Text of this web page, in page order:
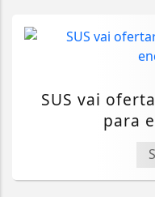
SUS vai
para